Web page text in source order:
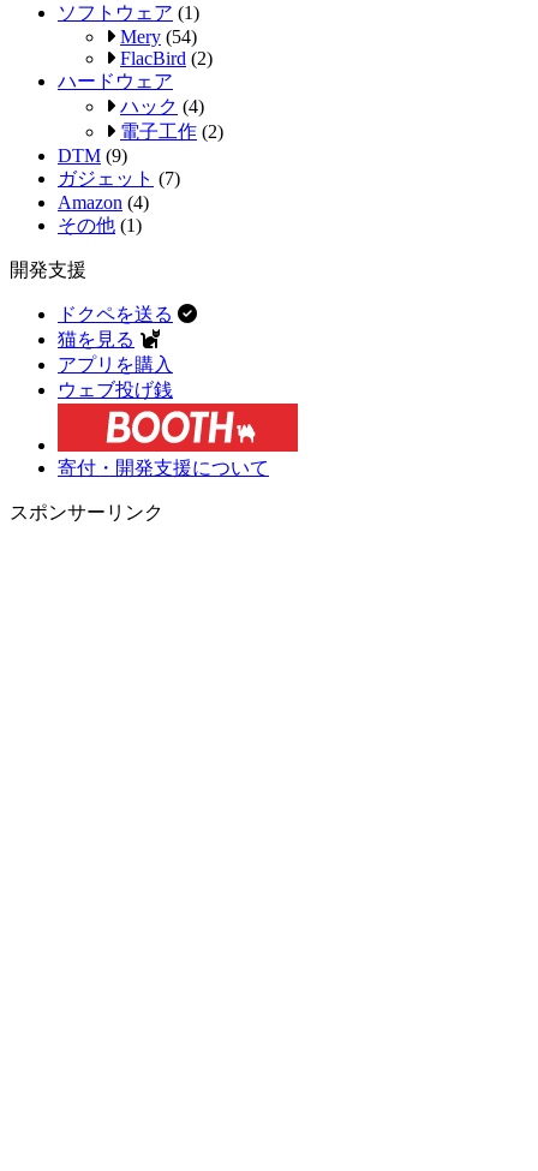
ソフトウェア (1)
Mery (54)
FlacBird (2)
ハードウェア
ハック (4)
電子工作 (2)
DTM (9)
ガジェット (7)
Amazon (4)
その他 (1)
開発支援
ドクペを送る
猫を見る
アプリを購入
ウェブ投げ銭
寄付・開発支援について
スポンサーリンク